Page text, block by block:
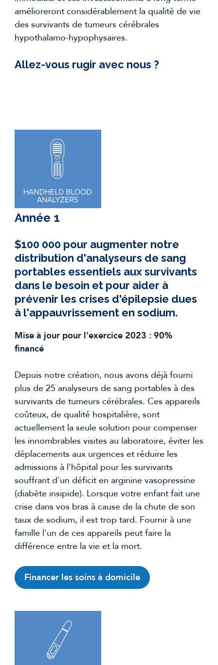
amélioreront considérablement la qualité de vie
des survivants de tumeurs cérébrales
hypothalamo-hypophysaires.
Allez-vous rugir avec nous ?
Année 1
$100 000 pour augmenter notre
distribution d'analyseurs de sang
portables essentiels aux survivants
dans le besoin et pour aider à
prévenir les crises d'épilepsie dues
à l'appauvrissement en sodium.
Mise à jour pour l'exercice 2023 : 90%
financé
Depuis notre création, nous avons déjà fourni
plus de 25 analyseurs de sang portables à des
survivants de tumeurs cérébrales. Ces appareils
coûteux, de qualité hospitalière, sont
actuellement la seule solution pour compenser
les innombrables visites au laboratoire, éviter les
déplacements aux urgences et réduire les
admissions à l'hôpital pour les survivants
souffrant d'un déficit en arginine vasopressine
(diabète insipide). Lorsque votre enfant fait une
crise dans vos bras à cause de la chute de son
taux de sodium, il est trop tard. Fournir à une
famille l'un de ces appareils peut faire la
différence entre la vie et la mort.
Financer les soins à domicile